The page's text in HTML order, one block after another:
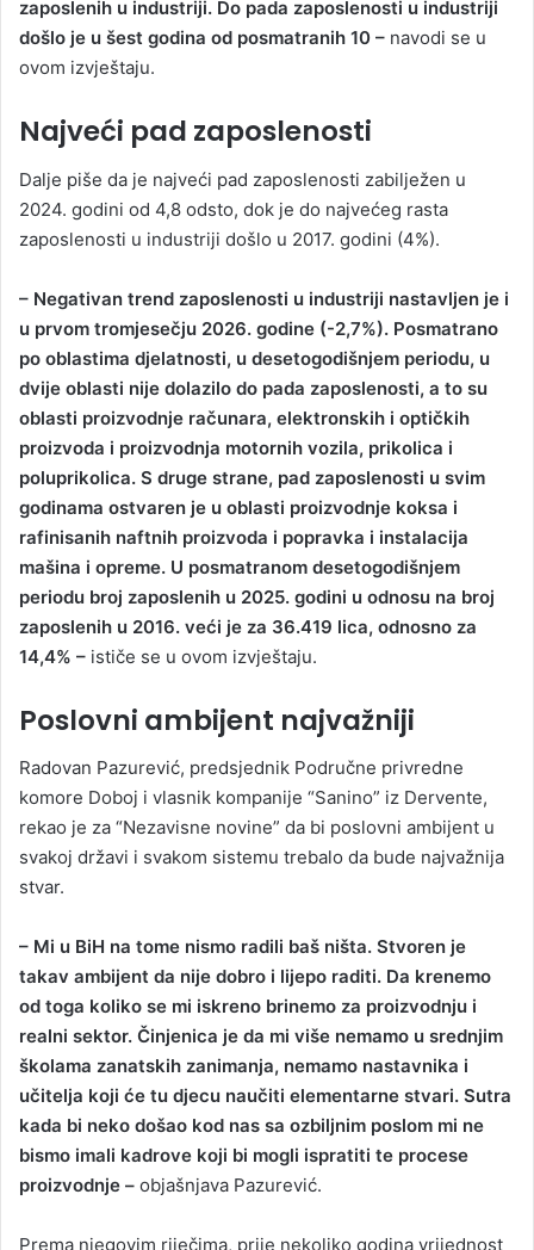
zaposlenih u industriji. Do pada zaposlenosti u industriji
došlo je u šest godina od posmatranih 10 – navodi se u
ovom izvještaju.
Najveći pad zaposlenosti
Dalje piše da je najveći pad zaposlenosti zabilježen u
2024. godini od 4,8 odsto, dok je do najvećeg rasta
zaposlenosti u industriji došlo u 2017. godini (4%).
– Negativan trend zaposlenosti u industriji nastavljen je i
u prvom tromjesečju 2026. godine (-2,7%). Posmatrano
po oblastima djelatnosti, u desetogodišnjem periodu, u
dvije oblasti nije dolazilo do pada zaposlenosti, a to su
oblasti proizvodnje računara, elektronskih i optičkih
proizvoda i proizvodnja motornih vozila, prikolica i
poluprikolica. S druge strane, pad zaposlenosti u svim
godinama ostvaren je u oblasti proizvodnje koksa i
rafinisanih naftnih proizvoda i popravka i instalacija
mašina i opreme. U posmatranom desetogodišnjem
periodu broj zaposlenih u 2025. godini u odnosu na broj
zaposlenih u 2016. veći je za 36.419 lica, odnosno za
14,4% – ističe se u ovom izvještaju.
Poslovni ambijent najvažniji
Radovan Pazurević, predsjednik Područne privredne
komore Doboj i vlasnik kompanije “Sanino” iz Dervente,
rekao je za “Nezavisne novine” da bi poslovni ambijent u
svakoj državi i svakom sistemu trebalo da bude najvažnija
stvar.
– Mi u BiH na tome nismo radili baš ništa. Stvoren je
takav ambijent da nije dobro i lijepo raditi. Da krenemo
od toga koliko se mi iskreno brinemo za proizvodnju i
realni sektor. Činjenica je da mi više nemamo u srednjim
školama zanatskih zanimanja, nemamo nastavnika i
učitelja koji će tu djecu naučiti elementarne stvari. Sutra
kada bi neko došao kod nas sa ozbiljnim poslom mi ne
bismo imali kadrove koji bi mogli ispratiti te procese
proizvodnje – objašnjava Pazurević.
Prema njegovim riječima, prije nekoliko godina vrijednost